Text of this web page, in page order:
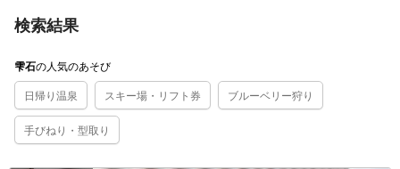
検索結果
雫石の人気のあそび
日帰り温泉
スキー場・リフト券 ブルーベリー狩り
手びねり・型取り